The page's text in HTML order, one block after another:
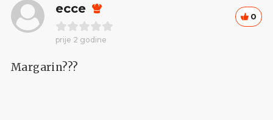
ecce
prije 2 godine
0
Margarin???